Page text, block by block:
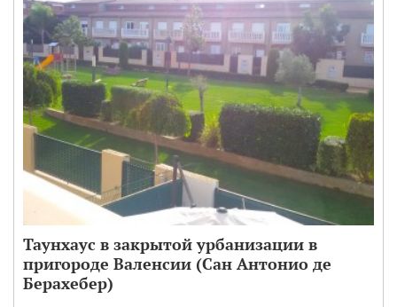
Таунхаус в закрытой урбанизации в
пригороде Валенсии (Сан Антонио де
Берахебер)